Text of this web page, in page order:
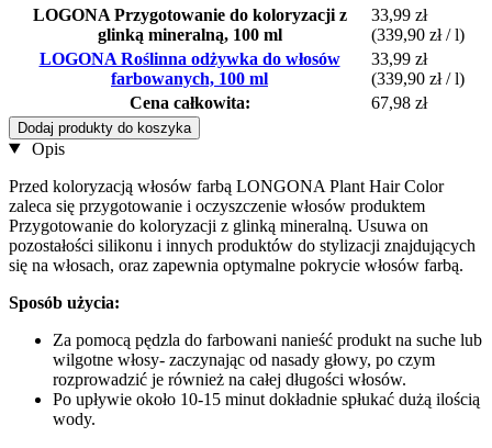
LOGONA Przygotowanie do koloryzacji z
glinką mineralną, 100 ml
33,99 zł
(339,90 zł / l)
LOGONA Roślinna odżywka do włosów
farbowanych, 100 ml
33,99 zł
(339,90 zł / l)
Cena całkowita:
67,98 zł
Dodaj produkty do koszyka
Opis
Przed koloryzacją włosów farbą LONGONA Plant Hair Color
zaleca się przygotowanie i oczyszczenie włosów produktem
Przygotowanie do koloryzacji z glinką mineralną. Usuwa on
pozostałości silikonu i innych produktów do stylizacji znajdujących
się na włosach, oraz zapewnia optymalne pokrycie włosów farbą.
Sposób użycia:
Za pomocą pędzla do farbowani nanieść produkt na suche lub
wilgotne włosy- zaczynając od nasady głowy, po czym
rozprowadzić je również na całej długości włosów.
Po upływie około 10-15 minut dokładnie spłukać dużą ilością
wody.